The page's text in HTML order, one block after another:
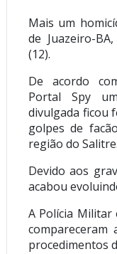
Mais um
de Juazeiro-
(12).
De acordo
Portal Spy
divulgada ficou
golpes de
região do Salitre.
Devido aos
acabou
A Polícia
procedimentos